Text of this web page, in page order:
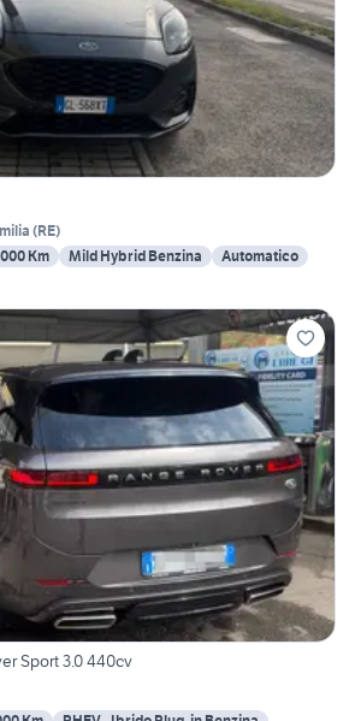
(RE)
Km Mild Hybrid Benzina
Automatico
Sport 3.0 440cv